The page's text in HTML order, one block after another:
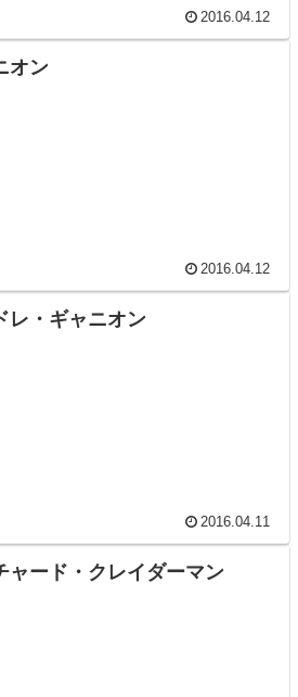
2016.04.12
オン
2016.04.12
レ・ギャニオン
2016.04.11
ャード・クレイダーマン